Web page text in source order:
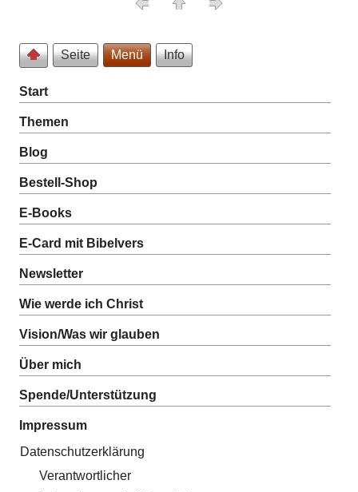
Seite Menü Info
Start
Themen
Blog
Bestell-Shop
E-Books
E-Card mit Bibelvers
Newsletter
Wie werde ich Christ
Vision/Was wir glauben
Über mich
Spende/Unterstützung
Impressum
Datenschutzerklärung
Verantwortlicher